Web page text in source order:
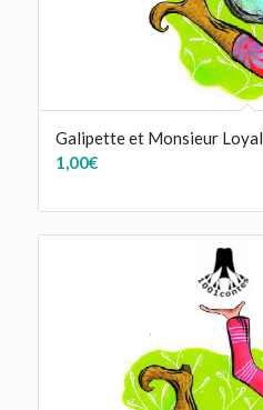
Galipette et Monsieur Loyal
1,00€